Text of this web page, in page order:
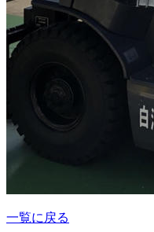
一覧に戻る